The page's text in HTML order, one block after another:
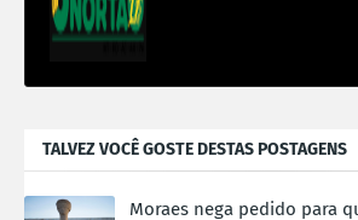
TALVEZ VOCÊ GOSTE DESTAS POSTAGENS
Moraes nega pedido para